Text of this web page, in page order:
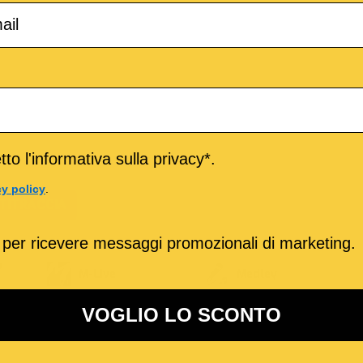
l'informativa sulla privacy*.
policy
ricevere messaggi promozionali di marketing.
VOGLIO LO SCONTO